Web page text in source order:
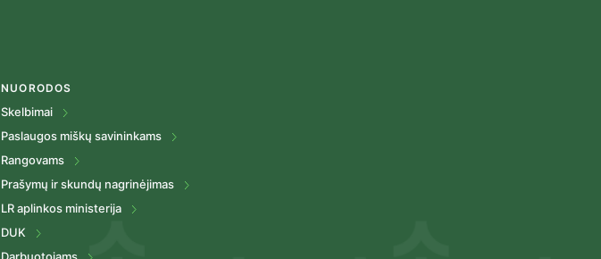
NUORODOS
Skelbimai
Paslaugos miškų savininkams
Rangovams
Prašymų ir skundų nagrinėjimas
LR aplinkos ministerija
DUK